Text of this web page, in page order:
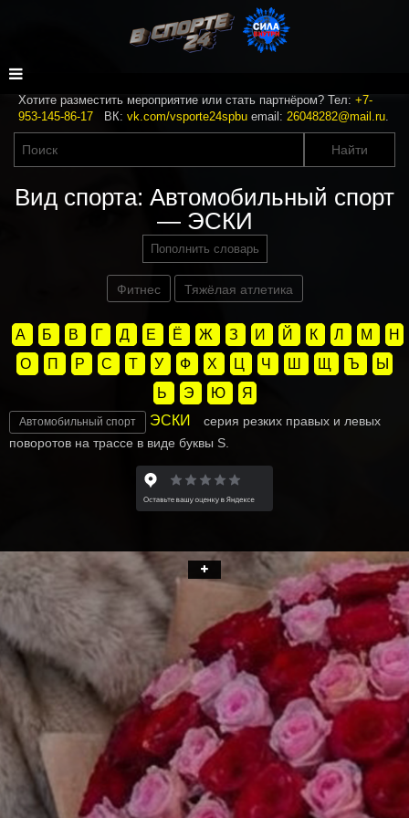
Хотите разместить мероприятие или стать партнёром? Тел: +7-
953-145-86-17 ВК: vk.com/vsporte24spbu email: 26048282@mail.ru.
Вид спорта: Автомобильный спорт
— ЭСКИ
Пополнить словарь
Фитнес Тяжёлая атлетика
А Б В Г Д Е Ё Ж З И Й К Л М
Н
О
П Р С Т У Ф Х Ц Ч Ш Щ Ъ
Ы
Ь
Э Ю Я
Автомобильный спорт ЭСКИ
серия резких правых и левых
поворотов на трассе в виде буквы S.